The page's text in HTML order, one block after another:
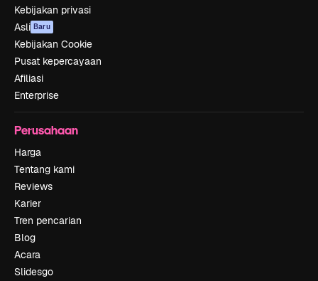
Kebijakan privasi
Asli Baru
Kebijakan Cookie
Pusat kepercayaan
Afiliasi
Enterprise
Perusahaan
Harga
Tentang kami
Reviews
Karier
Tren pencarian
Blog
Acara
Slidesgo